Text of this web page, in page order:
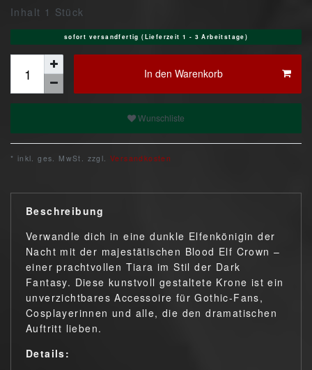
Inhalt 1 Stück
sofort versandfertig (Lieferzeit 1 - 3 Arbeitstage)
In den Warenkorb
Wunschliste
* inkl. ges. MwSt. zzgl. Versandkosten
Beschreibung
Verwandle dich in eine dunkle Elfenkönigin der
Nacht mit der majestätischen Blood Elf Crown –
einer prachtvollen Tiara im Stil der Dark
Fantasy. Diese kunstvoll gestaltete Krone ist ein
unverzichtbares Accessoire für Gothic-Fans,
Cosplayerinnen und alle, die den dramatischen
Auftritt lieben.
Details: